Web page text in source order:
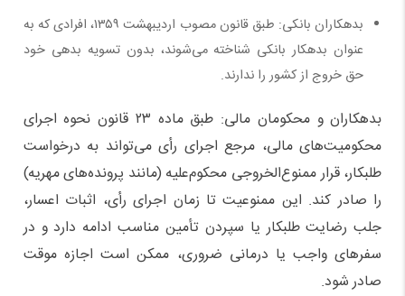
بدهکاران بانکی: طبق قانون مصوب اردیبهشت ۱۳۵۹، افرادی که به
عنوان بدهکار بانکی شناخته می‌شوند، بدون تسویه بدهی خود
حق خروج از کشور را ندارند.
بدهکاران و محکومان مالی: طبق ماده ۲۳ قانون نحوه اجرای
محکومیت‌های مالی، مرجع اجرای رأی می‌تواند به درخواست
طلبکار، قرار ممنوع‌الخروجی محکوم‌علیه (مانند پرونده‌های مهریه)
را صادر کند. این ممنوعیت تا زمان اجرای رأی، اثبات اعسار،
جلب رضایت طلبکار یا سپردن تأمین مناسب ادامه دارد و در
سفر‌های واجب یا درمانی ضروری، ممکن است اجازه موقت
صادر شود.